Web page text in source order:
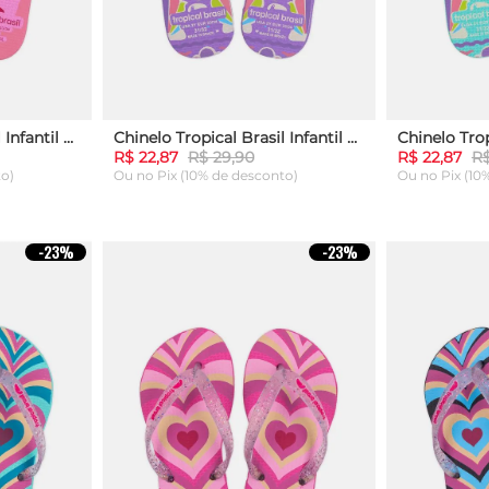
Chinelo Tropical Brasil Infantil Rosa
Chinelo Tropical Brasil Infantil Lilás Perolado
R$ 22,87 R$ 29,90
Ou no Pix (10% de desconto)
ADICIONAR AO CARRINHO
R$ 22,87
Ou no Pix
-23% -23%